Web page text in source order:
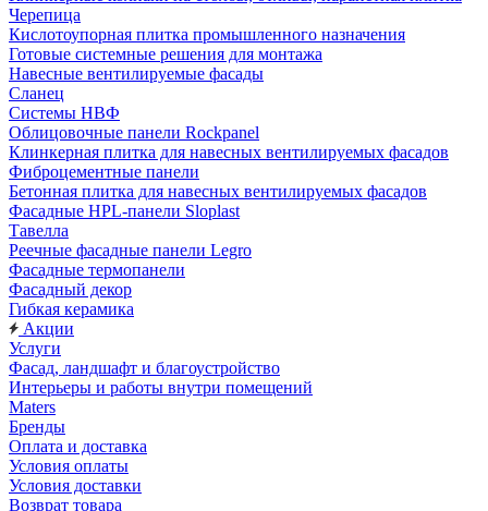
Черепица
Кислотоупорная плитка промышленного назначения
Готовые системные решения для монтажа
Навесные вентилируемые фасады
Сланец
Системы НВФ
Облицовочные панели Rockpanel
Клинкерная плитка для навесных вентилируемых фасадов
Фиброцементные панели
Бетонная плитка для навесных вентилируемых фасадов
Фасадные HPL-панели Sloplast
Тавелла
Реечные фасадные панели Legro
Фасадные термопанели
Фасадный декор
Гибкая керамика
Акции
Услуги
Фасад, ландшафт и благоустройство
Интерьеры и работы внутри помещений
Maters
Бренды
Оплата и доставка
Условия оплаты
Условия доставки
Возврат товара